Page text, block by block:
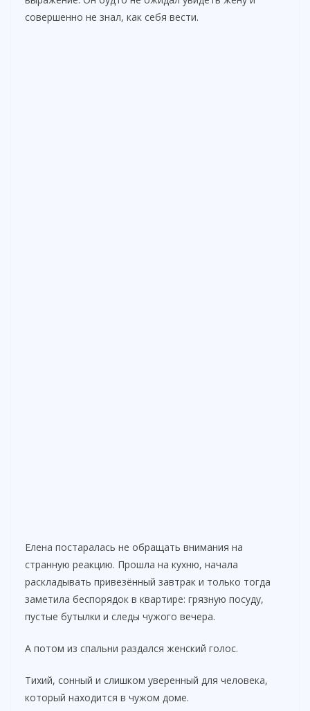
e
совершенно не знал, как себя вести.
Елена постаралась не обращать внимания на
странную реакцию. Прошла на кухню, начала
раскладывать привезённый завтрак и только тогда
заметила беспорядок в квартире: грязную посуду,
пустые бутылки и следы чужого вечера.
А потом из спальни раздался женский голос.
Тихий, сонный и слишком уверенный для человека,
который находится в чужом доме.